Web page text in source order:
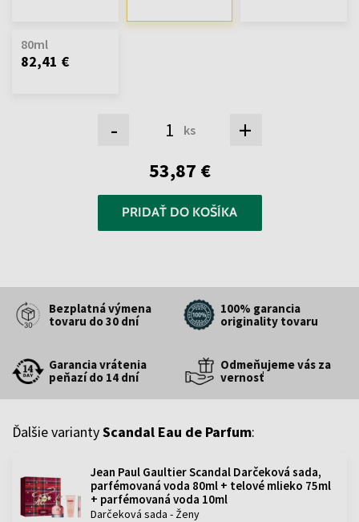
- ks +
80ml
82,41 €
53,87 €
PRIDAŤ DO KOŠÍKA
Bezplatná výmena
tovaru do 30 dní
100% garancia
originality tovaru
Garancia vrátenia
peňazí do 14 dní
Odmeňujeme vás za
vernosť
Ďalšie variantyScandal Eau de Parfum:
Jean Paul Gaultier Scandal Darčeková sada,
parfémovaná voda 80ml + telové mlieko 75ml
+ parfémovaná voda 10ml
Darčeková sada - Ženy